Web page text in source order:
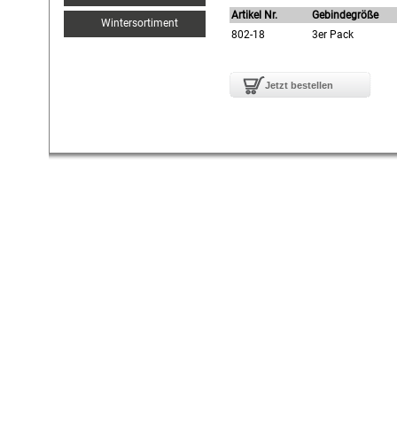
Wintersortiment
Artikel Nr.
Gebindegröße
802-18
3er Pack